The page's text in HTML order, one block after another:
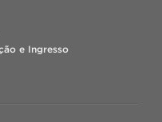
e Ingresso